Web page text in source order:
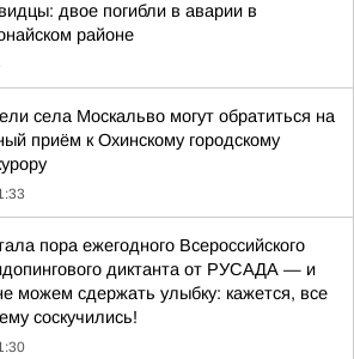
двое погибли в аварии в
районе
села Москальво могут обратиться на
приём к Охинскому городскому
пора ежегодного Всероссийского
диктанта от РУСАДА — и
можем сдержать улыбку: кажется, все
соскучились!